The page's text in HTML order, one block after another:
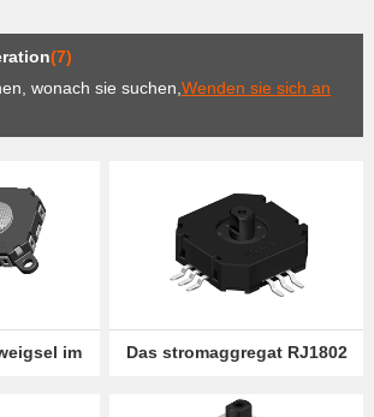
(7)
wonach sie suchen,Wenden sie sich an
im
Das stromaggregat RJ1802